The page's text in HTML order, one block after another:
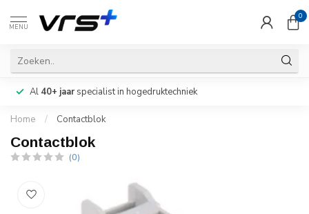
MENU
0
Al 40+ jaarspecialist in hogedruktechniek
Home / Contactblok
Contactblok
(0)